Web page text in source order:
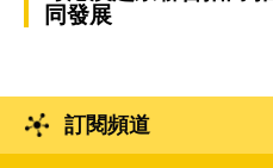
同發展
訂閱頻道